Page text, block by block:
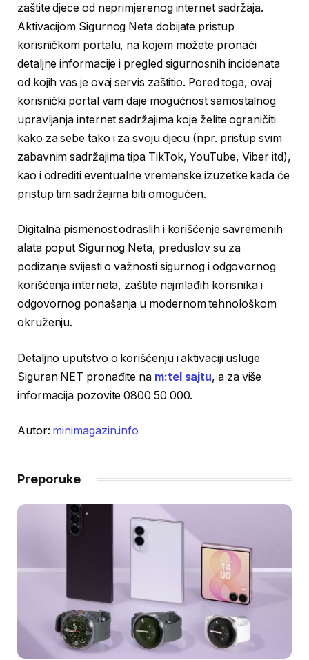
zaštite djece od neprimjerenog internet sadržaja.
Aktivacijom Sigurnog Neta dobijate pristup
korisničkom portalu, na kojem možete pronaći
detaljne informacije i pregled sigurnosnih incidenata
od kojih vas je ovaj servis zaštitio. Pored toga, ovaj
korisnički portal vam daje mogućnost samostalnog
upravljanja internet sadržajima koje želite ograničiti
kako za sebe tako i za svoju djecu (npr. pristup svim
zabavnim sadržajima tipa TikTok, YouTube, Viber itd),
kao i odrediti eventualne vremenske izuzetke kada će
pristup tim sadržajima biti omogućen.
Digitalna pismenost odraslih i korišćenje savremenih
alata poput Sigurnog Neta, preduslov su za
podizanje svijesti o važnosti sigurnog i odgovornog
korišćenja interneta, zaštite najmlađih korisnika i
odgovornog ponašanja u modernom tehnološkom
okruženju.
Detaljno uputstvo o korišćenju i aktivaciji usluge
Siguran NET pronađite na m:tel sajtu, a za više
informacija pozovite 0800 50 000.
Autor: minimagazin.info
Preporuke